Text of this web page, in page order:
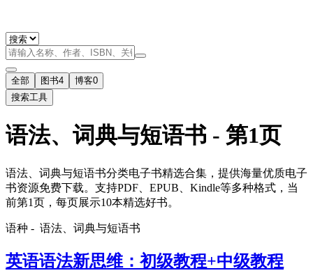
全部 图书4 博客0
搜索工具
语法、词典与短语书 - 第1页
语法、词典与短语书分类电子书精选合集，提供海量优质电子
书资源免费下载。支持PDF、EPUB、Kindle等多种格式，当
前第1页，每页展示10本精选好书。
语种 - 语法、词典与短语书
英语语法新思维：初级教程+中级教程